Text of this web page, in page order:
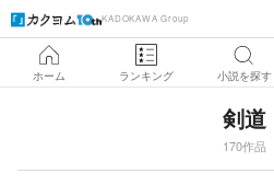
KADOKAWA Group
ホーム ランキング 小説を探す
剣道
170作品